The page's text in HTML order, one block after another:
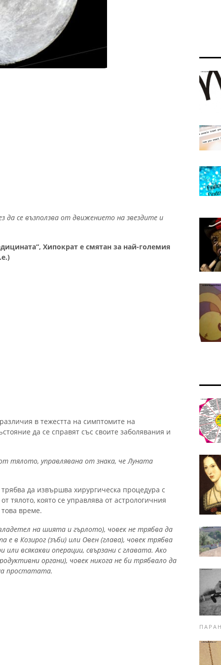
да се възползва от движението на звездите и
Хипократ е смятан за най-големия
в тежестта на симптомите на
да се справят със своите заболявания и
тялото, управлявана от знака, че Луната
да извършва хирургическа процедура с
тялото, която се управлява от астрологичния
време.
на шията и гърлото), човек не трябва да
е в Козирог (зъби) или Овен (глава), човек трябва
всякакви операции, свързани с главата. Ако
органи), човек никога не би трябвало да
простатата.